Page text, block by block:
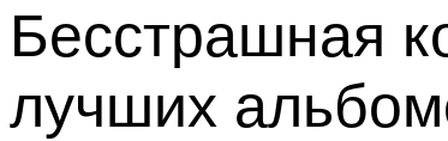
Бесстрашная
лучших